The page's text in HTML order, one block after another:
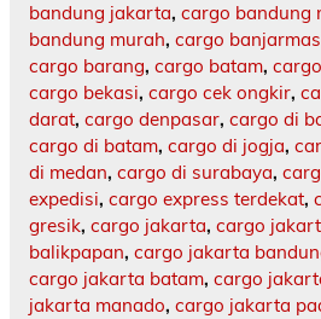
bandung jakarta, cargo bandung
bandung murah, cargo
cargo barang, cargo batam,
cargo bekasi, cargo cek ongkir,
darat, cargo denpasar, cargo di
cargo di batam, cargo di jogja,
di medan, cargo di surabaya,
expedisi, cargo express terdekat,
gresik, cargo jakarta, cargo
balikpapan, cargo jakarta
cargo jakarta batam, cargo
jakarta manado, cargo jakarta